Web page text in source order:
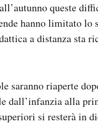
queste
hanno limitato lo
a distanza sta
saranno riaperte
dall’infanzia alla
si resterà in